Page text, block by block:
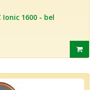
Ionic 1600 - bel